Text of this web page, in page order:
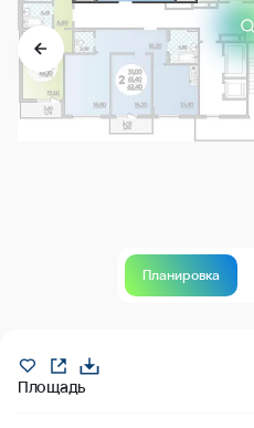
Планировка
Площадь